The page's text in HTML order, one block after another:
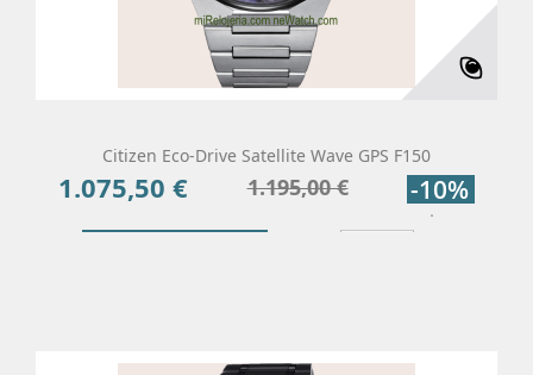
Citizen Eco-Drive Satellite Wave GPS F150
Precio
1.075,50 €
Precio
1.195,00 € -10%